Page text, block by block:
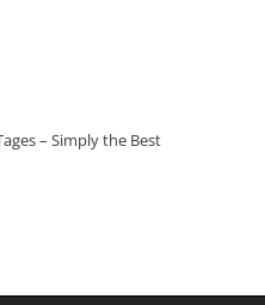
– Simply the Best